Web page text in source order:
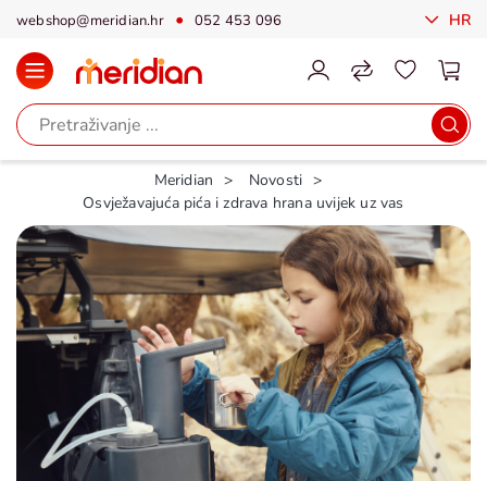
webshop@meridian.hr 052 453 096 HR
Meridian
Novosti
Osvježavajuća pića i zdrava hrana uvijek uz vas